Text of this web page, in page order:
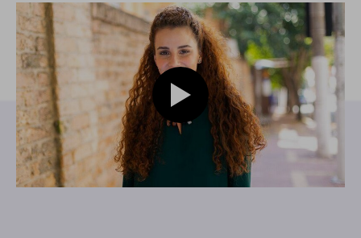
Play video Modelo com